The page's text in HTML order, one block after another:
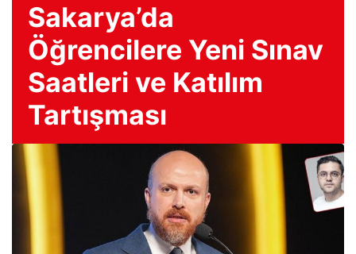
Sakarya’da
Öğrencilere Yeni Sınav
Saatleri ve Katılım
Tartışması